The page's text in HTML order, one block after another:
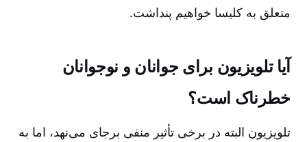
متعلق به کلیسا خواهیم پنداشت.
آیا تلویزیون برای جوانان و نوجوانان
خطرناک است؟
تلویزیون البته در برخی تأثیر منفی برجای می‌نهد، اما به